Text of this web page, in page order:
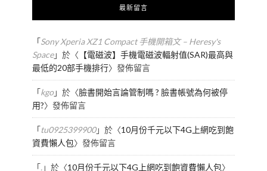
最新留言
「Sony Xperia XZ1 Compact 手機開箱文 – Heresy's
Space」於〈 【電磁波】手機電磁波輻射值(SAR)最高與
最低的20部手機排行〉發佈留言
「kgo」於〈臉書開始言論管制嗎 ? 臉書帳號為何被停
用?〉發佈留言
「tu0925399900」於〈10月份千元以下4G上網吃到飽
資費懶人包〉發佈留言
「.」於〈10月份千元以下4G上網吃到飽資費懶人包〉